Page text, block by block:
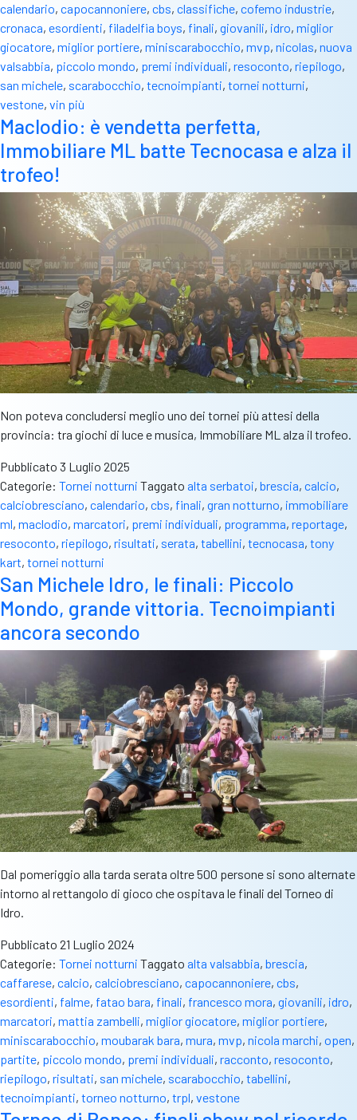
calendario, capocannoniere, cbs, classifiche, cofemo industrie,
cronaca, esordienti, filadelfia boys, finali, giovanili, idro, miglior
giocatore, miglior portiere, miniscarabocchio, mvp, nicolas, nuova
valsabbia, piccolo mondo, premi individuali, resoconto, riepilogo,
san michele, scarabocchio, tecnoimpianti, tornei notturni,
vestone, vin più
Maclodio: è vendetta perfetta,
Immobiliare ML batte Tecnocasa e alza il
trofeo!
Non poteva concludersi meglio uno dei tornei più attesi della
provincia: tra giochi di luce e musica, Immobiliare ML alza il trofeo.
Pubblicato 3 Luglio 2025
Categorie: Tornei notturni Taggato alta serbatoi, brescia, calcio,
calciobresciano, calendario, cbs, finali, gran notturno, immobiliare
ml, maclodio, marcatori, premi individuali, programma, reportage,
resoconto, riepilogo, risultati, serata, tabellini, tecnocasa, tony
kart, tornei notturni
San Michele Idro, le finali: Piccolo
Mondo, grande vittoria. Tecnoimpianti
ancora secondo
Dal pomeriggio alla tarda serata oltre 500 persone si sono alternate
intorno al rettangolo di gioco che ospitava le finali del Torneo di
Idro.
Pubblicato 21 Luglio 2024
Categorie: Tornei notturni Taggato alta valsabbia, brescia,
caffarese, calcio, calciobresciano, capocannoniere, cbs,
esordienti, falme, fatao bara, finali, francesco mora, giovanili, idro,
marcatori, mattia zambelli, miglior giocatore, miglior portiere,
miniscarabocchio, moubarak bara, mura, mvp, nicola marchi, open,
partite, piccolo mondo, premi individuali, racconto, resoconto,
riepilogo, risultati, san michele, scarabocchio, tabellini,
tecnoimpianti, torneo notturno, trpl, vestone